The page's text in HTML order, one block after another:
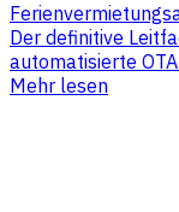
Der definitive
automatisierte
Mehr lesen